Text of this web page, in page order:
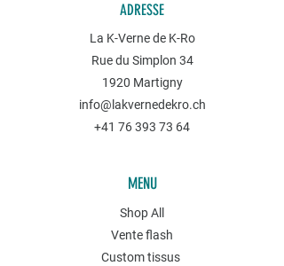
ADRESSE
La K-Verne de K-Ro
Rue du Simplon 34
1920 Martigny
info@lakvernedekro.ch
+41 76 393 73 64
MENU
Shop All
Vente flash
Custom tissus